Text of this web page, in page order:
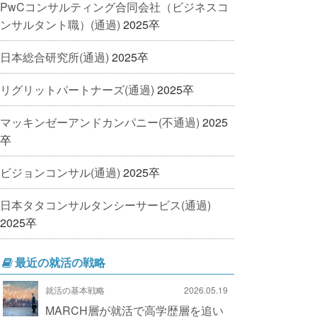
PwCコンサルティング合同会社（ビジネスコ
ンサルタント職）(通過) 2025卒
日本総合研究所(通過) 2025卒
リグリットパートナーズ(通過) 2025卒
マッキンゼーアンドカンパニー(不通過) 2025
卒
ビジョンコンサル(通過) 2025卒
日本タタコンサルタンシーサービス(通過)
2025卒
最近の就活の戦略
就活の基本戦略 2026.05.19
MARCH層が就活で高学歴層を追い